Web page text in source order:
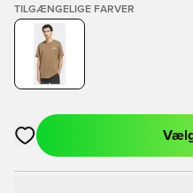
TILGÆNGELIGE FARVER
Åbner en Modal til at logge